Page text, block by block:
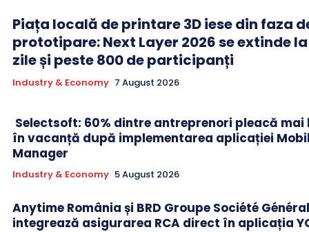
Piața locală de printare 3D iese din faza
prototipare: Next Layer 2026 se extinde
zile și peste 800 de participanți
Industry & Economy 7 August 2026
Selectsoft: 60% dintre antreprenori pleacă
în vacanță după implementarea aplicației
Manager
Industry & Economy 5 August 2026
Anytime România și BRD Groupe Société
integrează asigurarea RCA direct în aplicația